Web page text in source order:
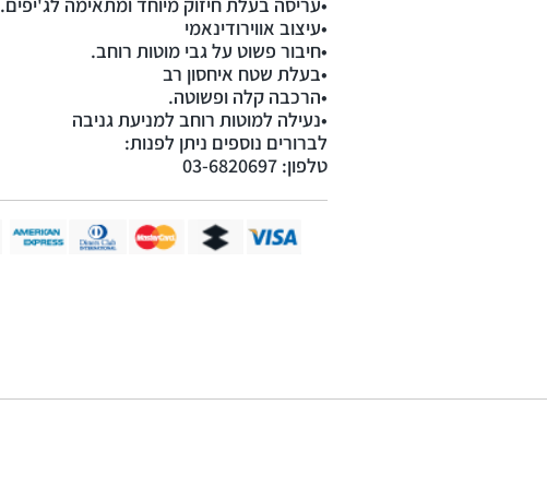
•עריסה בעלת חיזוק מיוחד ומתאימה לג'יפים.
•עיצוב אווירודינאמי
•חיבור פשוט על גבי מוטות רוחב.
•בעלת שטח איחסון רב
•הרכבה קלה ופשוטה.
•נעילה למוטות רוחב למניעת גניבה
לברורים נוספים ניתן לפנות:
טלפון: 03-6820697